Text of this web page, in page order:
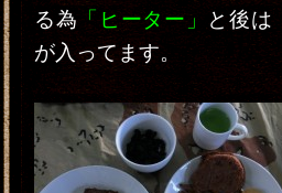
る為 「ヒーター」 と後は
が入ってます。